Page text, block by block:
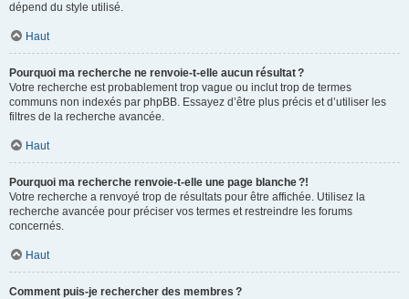
dépend du style utilisé.
Haut
Pourquoi ma recherche ne renvoie-t-elle aucun résultat ?
Votre recherche est probablement trop vague ou inclut trop de termes
communs non indexés par phpBB. Essayez d’être plus précis et d’utiliser les
filtres de la recherche avancée.
Haut
Pourquoi ma recherche renvoie-t-elle une page blanche ?!
Votre recherche a renvoyé trop de résultats pour être affichée. Utilisez la
recherche avancée pour préciser vos termes et restreindre les forums
concernés.
Haut
Comment puis-je rechercher des membres ?